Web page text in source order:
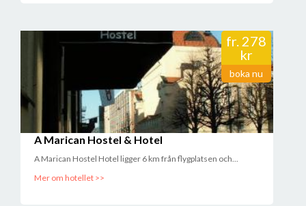
fr. 278
kr
boka nu
A Marican Hostel & Hotel
A Marican Hostel Hotel ligger 6 km från flygplatsen och...
Mer om hotellet >>